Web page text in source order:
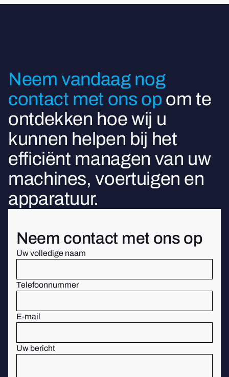
Neem vandaag nog
contact met ons op om te
ontdekken hoe wij u
kunnen helpen bij het
efficiënt managen van uw
machines, voertuigen en
apparatuur.
Neem contact met ons op
Uw volledige naam
Telefoonnummer
E-mail
Uw bericht